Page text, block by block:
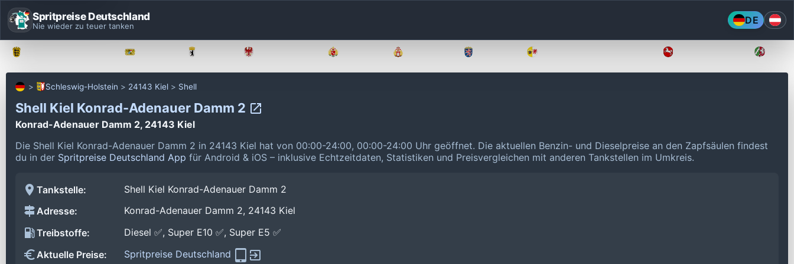
Spritpreise Deutschland
Nie wieder zu teuer tanken DE
Schleswig-Holstein 24143 Kiel Shell
Shell Kiel Konrad-Adenauer Damm 2
Konrad-Adenauer Damm 2, 24143 Kiel
Die Shell Kiel Konrad-Adenauer Damm 2 in 24143 Kiel hat von 00:00-24:00, 00:00-24:00 Uhr geöffnet. Die aktuellen Benzin- und Dieselpreise an den Zapfsäulen findest
du in der Spritpreise Deutschland App für Android & iOS – inklusive Echtzeitdaten, Statistiken und Preisvergleichen mit anderen Tankstellen im Umkreis.
Tankstelle:
Shell Kiel Konrad-Adenauer Damm 2
Adresse:
Konrad-Adenauer Damm 2, 24143 Kiel
Treibstoffe:
Diesel ✅, Super E10 ✅, Super E5 ✅
Aktuelle Preise:
Spritpreise Deutschland